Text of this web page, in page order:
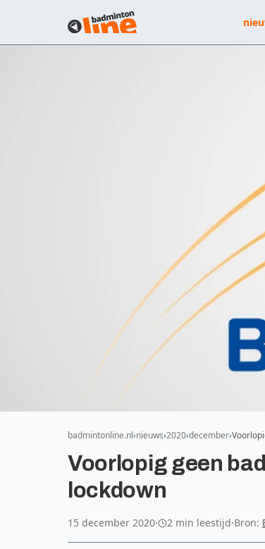
badmintonline.nl nieuws 2020 december
Voorlopig geen
lockdown
15 december 2020· 2 min leestijd·Bron: